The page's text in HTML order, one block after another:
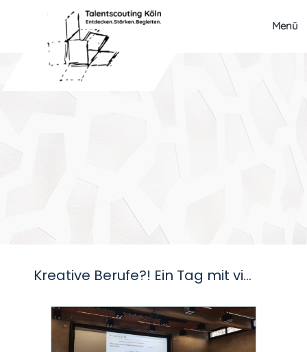
Menü
Kreative Berufe?! Ein Tag mit vielen Möglichkeiten